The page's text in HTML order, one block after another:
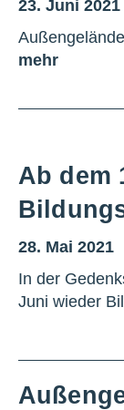
23. Juni 2021
mehr
Ab dem
28. Mai 2021
In der
Juni wieder